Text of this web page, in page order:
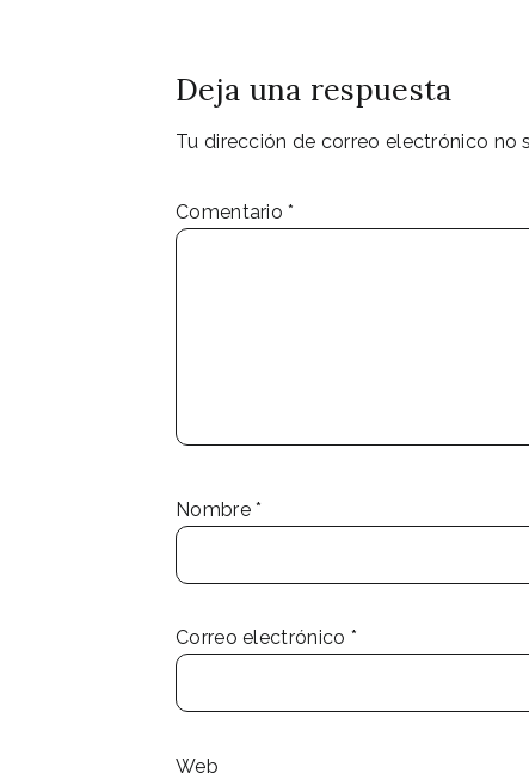
Deja una respuesta
Tu dirección de correo electrónico no
Comentario*
Nombre*
Correo electrónico *
Web